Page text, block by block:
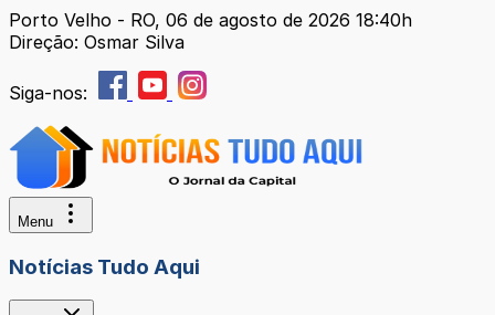
Porto Velho - RO, 06 de agosto de 2026 18:40h
Direção: Osmar Silva
Siga-nos:
Menu
Notícias Tudo Aqui